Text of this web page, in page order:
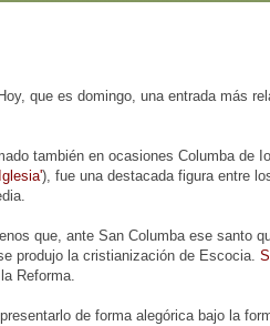
que es domingo, una entrada más
también en ocasiones Columba de
), fue una destacada figura entre
que, ante San Columba ese santo
produjo la cristianización de Escocia.
Reforma.
de forma alegórica bajo la